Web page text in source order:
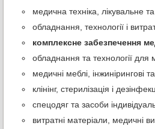
медична техніка, лікувальне
обладнання, технології і
комплексне забезпечення
обладнання та технології для
медичні меблі, інжинірингові
клінінг, стерилізація і
спецодяг та засоби
витратні матеріали, медичні